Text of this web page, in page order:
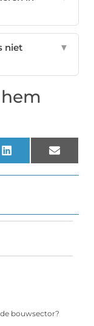
niet
▼
LinkedIn Email
bouwsector?